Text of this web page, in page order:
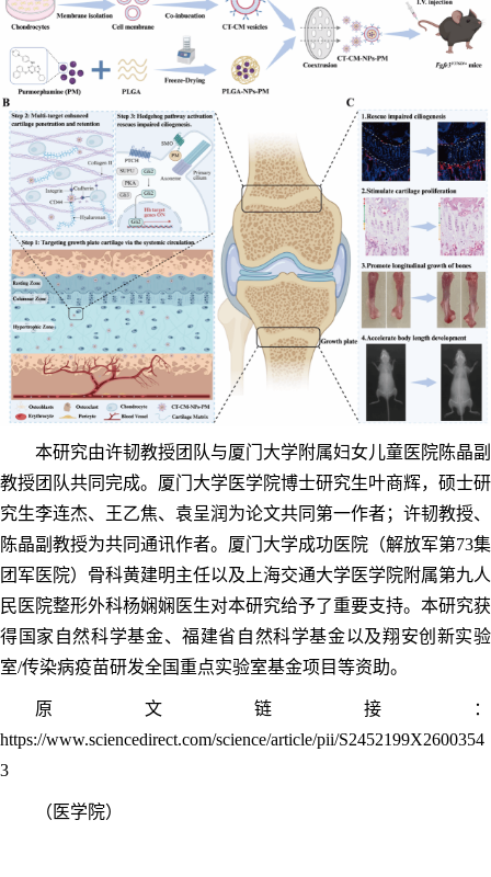
本研究由许韧教授团队与厦门大学附属妇女儿童医院陈晶副
教授团队共同完成。厦门大学医学院博士研究生叶商辉，硕士研
究生李连杰、王乙焦、袁呈润为论文共同第一作者；许韧教授、
陈晶副教授为共同通讯作者。厦门大学成功医院（解放军第73集
团军医院）骨科黄建明主任以及上海交通大学医学院附属第九人
民医院整形外科杨娴娴医生对本研究给予了重要支持。本研究获
得国家自然科学基金、福建省自然科学基金以及翔安创新实验
室/传染病疫苗研发全国重点实验室基金项目等资助。
原文链接：
https://www.sciencedirect.com/science/article/pii/S2452199X2600354
3
（医学院）